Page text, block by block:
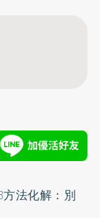
法化解：別